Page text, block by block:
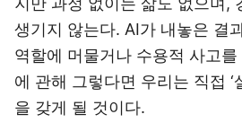
생기지 않는다. AI가 내놓은 결
역할에 머물거나 수용적 사고
에 관해 그렇다면 우리는 직접 ‘
을 갖게 될 것이다.